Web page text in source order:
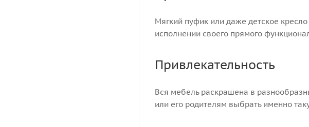
Мягкий пуфик или даже детское
исполнении своего прямого
Привлекательность
Вся мебель раскрашена в
или его родителям выбрать именно